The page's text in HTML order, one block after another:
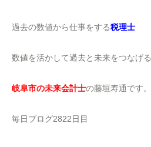
過去の数値から仕事をする税理士
数値を活かして過去と未来をつなげる
岐阜市の未来会計士の藤垣寿通です。
毎日ブログ2822日目